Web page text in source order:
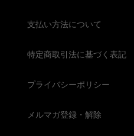
支払い方法について
特定商取引法に基づく表記
プライバシーポリシー
メルマガ登録・解除